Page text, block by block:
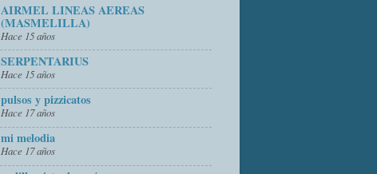
AIRMEL LINEAS AEREAS
(MASMELILLA)
Hace 15 años
SERPENTARIUS
Hace 15 años
pulsos y pizzicatos
Hace 17 años
mi melodia
Hace 17 años